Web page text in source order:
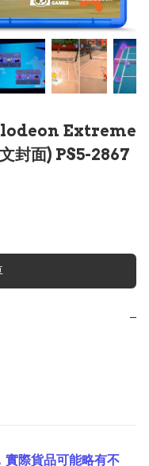
Extreme
封面) PS5-2867
−
際貨品可能略有不